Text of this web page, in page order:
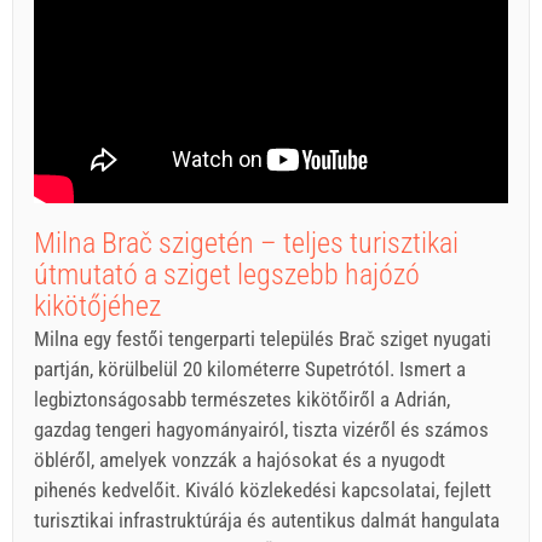
Milna Brač szigetén – teljes turisztikai
útmutató a sziget legszebb hajózó
kikötőjéhez
Milna egy festői tengerparti település Brač sziget nyugati
partján, körülbelül 20 kilométerre Supetrótól. Ismert a
legbiztonságosabb természetes kikötőiről a Adrián,
gazdag tengeri hagyományairól, tiszta vizéről és számos
öbléről, amelyek vonzzák a hajósokat és a nyugodt
pihenés kedvelőit. Kiváló közlekedési kapcsolatai, fejlett
turisztikai infrastruktúrája és autentikus dalmát hangulata